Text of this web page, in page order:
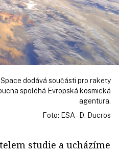
dodává součásti pro rakety
spoléhá Evropská kosmická
agentura.
Foto: ESA–D. Ducros
studie a ucházíme